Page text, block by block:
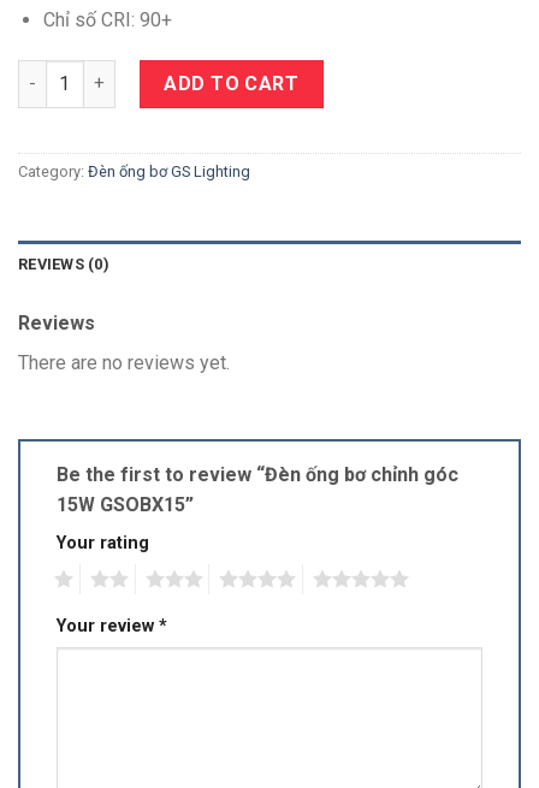
Chỉ số CRI: 90+
Quantity ADD TO CART
Category: Đèn ống bơ GS Lighting
REVIEWS (0)
Reviews
There are no reviews yet.
Be the first to review “Đèn ống bơ chỉnh góc
15W GSOBX15”
Your rating
Your review *